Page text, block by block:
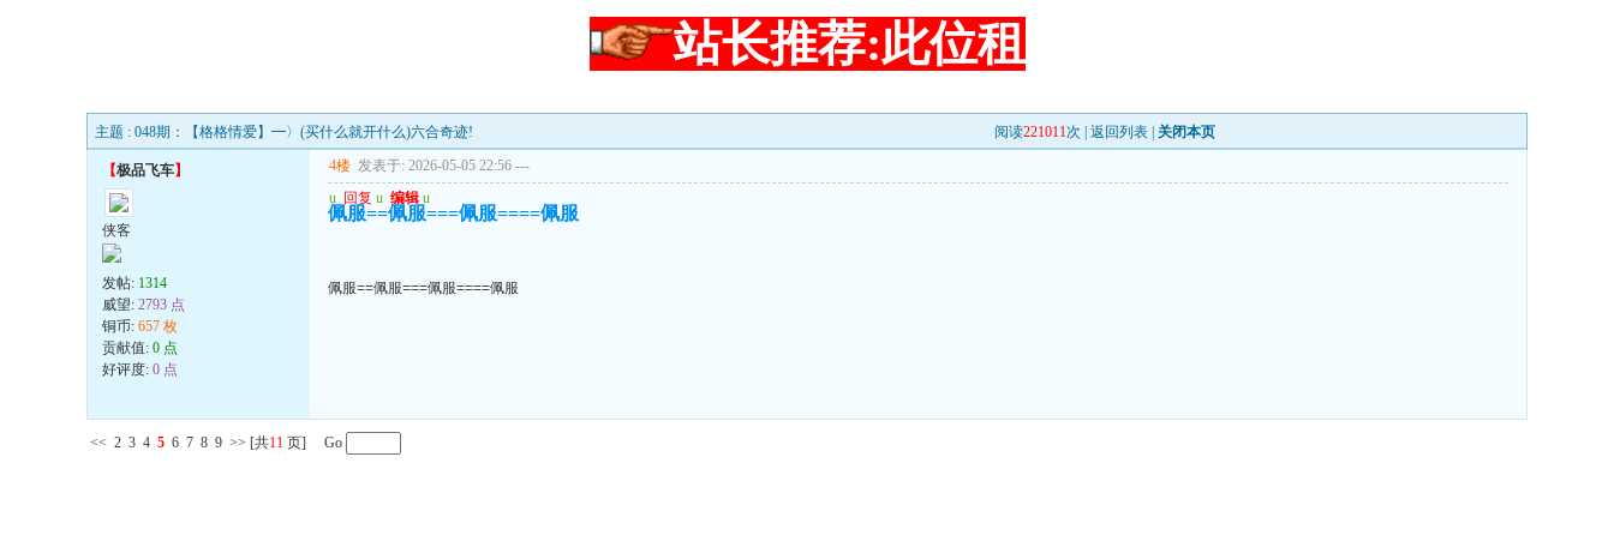
站长推荐:此位租
主题 : 048期：【格格情爱】━〉(买什么就开什么)六合奇迹! 阅读221011次 | 返回列表 关闭本页
【极品飞车】
侠客
发帖: 1314
威望: 2793 点
铜币: 657 枚
贡献值: 0 点
好评度: 0 点
4楼 发表于: 2026-05-05 22:56 ---
u 回复 u 编辑 u
佩服==佩服===佩服====佩服
佩服==佩服===佩服====佩服
<< 2 3 4 5 6 7 8 9 >> [共11 页] Go